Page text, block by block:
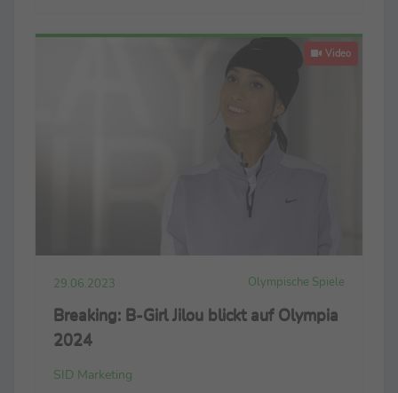
Video
29.06.2023 Olympische Spiele
Breaking: B-Girl Jilou blickt auf Olympia
2024
SID Marketing